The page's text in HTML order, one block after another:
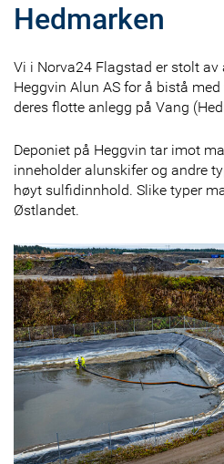
Hedmarken
Vi i Norva24 Flagstad er stolt
Heggvin Alun AS for å bistå
deres flotte anlegg på Vang
Deponiet på Heggvin tar imot
inneholder alunskifer og andre
høyt sulfidinnhold. Slike typer
Østlandet.